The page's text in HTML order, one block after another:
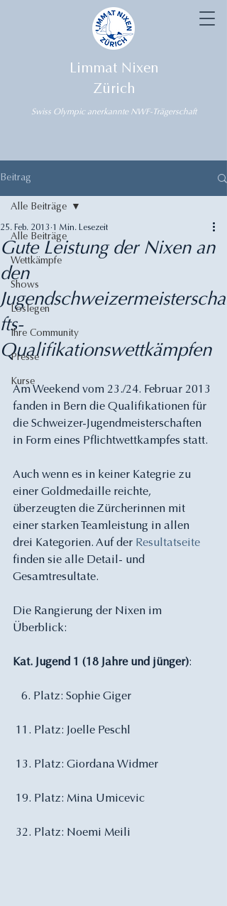
Limmat Nixen
Zürich
Swiss Olympic anerkannte NWF-Trägerschaft
Beitrag
Alle Beiträge
Wettkämpfe
Shows
Loslegen
Ihre Community
Presse
Kurse
Alle Beiträge
Gute Leistung der Nixen an
den
Jugendschweizermeisterscha
fts-
Qualifikationswettkämpfen
25. Feb. 2013 1 Min. Lesezeit
Am Weekend vom 23./24. Februar 2013
fanden in Bern die Qualifikationen für
die Schweizer-Jugendmeisterschaften
in Form eines Pflichtwettkampfes statt.
Auch wenn es in keiner Kategrie zu
einer Goldmedaille reichte,
überzeugten die Zürcherinnen mit
einer starken Teamleistung in allen
drei Kategorien. Auf der Resultatseite
finden sie alle Detail- und
Gesamtresultate.
Die Rangierung der Nixen im
Überblick:
Kat. Jugend 1 (18 Jahre und jünger):
   6. Platz: Sophie Giger
11. Platz: Joelle Peschl
13. Platz: Giordana Widmer
19. Platz: Mina Umicevic
32. Platz: Noemi Meili